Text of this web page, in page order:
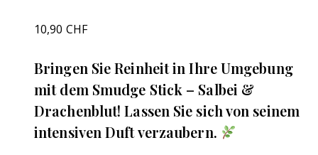
10,90 CHF
Bringen Sie Reinheit in Ihre Umgebung
mit dem Smudge Stick – Salbei &
Drachenblut! Lassen Sie sich von seinem
intensiven Duft verzaubern.